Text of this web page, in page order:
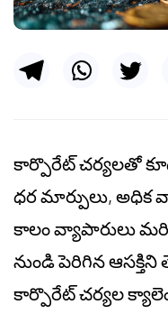
కార్పొరేట్ చర్యలతో
ధర మార్పులు, అధిక
కాలం వ్యాపారులు
నుండి పెరిగిన
కార్పొరేట్ చర్యల